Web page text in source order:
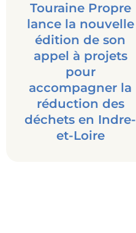
Touraine Propre
lance la nouvelle
édition de son
appel à projets
pour
accompagner la
réduction des
déchets en Indre-
et-Loire